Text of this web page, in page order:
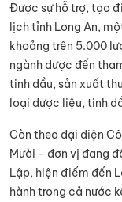
Được sự hỗ trợ, tạo
lịch tỉnh Long An,
khoảng trên 5.000
ngành dược đến
tinh dầu, sản xuất
loại dược liệu, tinh
Còn theo đại diện
Mười - đơn vị đang
Lập, hiện điểm đến
hành trong cả nước